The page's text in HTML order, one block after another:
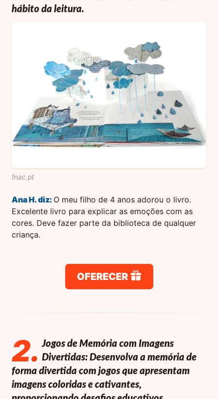
hábito da leitura.
fnac.pt
Ana H.diz: O meu filho de 4 anos adorou o livro.
Excelente livro para explicar as emoções com as
cores. Deve fazer parte da biblioteca de qualquer
criança.
OFERECER
2. Jogos de Memória com Imagens
Divertidas: Desenvolva a memória de
forma divertida com jogos que apresentam
imagens coloridas e cativantes,